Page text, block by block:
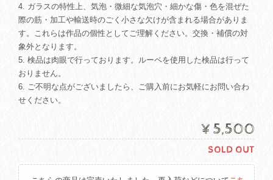
4. ガラスの特性上、気泡・微細な気泡穴・細かな傷・色を混ぜた
際の筋・加工や輸送時のごく小さな欠けが含まれる場合がありま
す。これらは作品の個性としてご理解ください。交換・補償の対
象外となります。
5. 検品は肉眼で行っております。ルーペを使用した検品は行って
おりません。
6. ご不明な点がございましたら、ご購入前にお気軽にお問い合わ
せください。
¥5,500
SOLD OUT